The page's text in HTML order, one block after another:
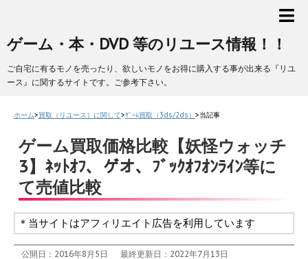
ゲーム・本・DVD 等のリユース情報！！
ご自宅に有るモノを売ったり、欲しいモノをお得に購入する事が出来る『リユ
ース』に関するサイトです。ご参考下さい。
ホーム>買取（リユース）に関して>ｹﾞｰﾑ買取（3ds/2ds） >当記事
ゲーム買取価格比較【妖怪ウォッチ
3】ﾈｯﾄｵﾌ、ゲオ、ﾌﾞｯｸｵﾌｵﾝﾗｲﾝ等に
て売値比較
＊当サイトはアフィリエイト広告を利用しています
公開日：2016年8月5日 最終更新日：2022年7月13日